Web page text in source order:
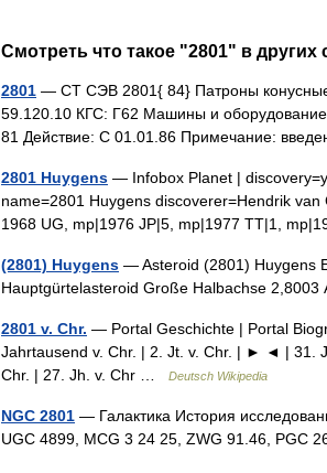
Смотреть что такое "2801" в других
2801 — СТ СЭВ 2801{ 84} Патроны
59.120.10 КГС: Г62 Машины и
81 Действие: С 01.01.86 Примечание:
2801 Huygens — Infobox Planet |
name=2801 Huygens discoverer=Hendrik
1968 UG, mp|1976 JP|5, mp|1977 TT|1,
(2801) Huygens — Asteroid (2801) Huygens
Hauptgürtelasteroid Große Halbachse
2801 v. Chr. — Portal Geschichte | Portal
Jahrtausend v. Chr. | 2. Jt. v. Chr. | ► ◄ | 31.
Chr. | 27. Jh. v. Chr …
Deutsch Wikipedia
NGC 2801 — Галактика История
UGC 4899, MCG 3 24 25, ZWG 91.46, PGC